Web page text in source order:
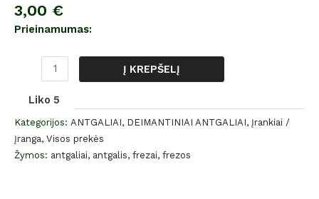
3,00 €
Prieinamumas:
Į KREPŠELĮ
Liko 5
Kategorijos: ANTGALIAI, DEIMANTINIAI ANTGALIAI, Įrankiai /
Įranga, Visos prekės
Žymos: antgaliai, antgalis, frezai, frezos